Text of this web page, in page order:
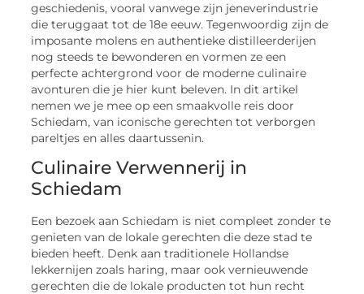
geschiedenis, vooral vanwege zijn jeneverindustrie
die teruggaat tot de 18e eeuw. Tegenwoordig zijn de
imposante molens en authentieke distilleerderijen
nog steeds te bewonderen en vormen ze een
perfecte achtergrond voor de moderne culinaire
avonturen die je hier kunt beleven. In dit artikel
nemen we je mee op een smaakvolle reis door
Schiedam, van iconische gerechten tot verborgen
pareltjes en alles daartussenin.
Culinaire Verwennerij in
Schiedam
Een bezoek aan Schiedam is niet compleet zonder te
genieten van de lokale gerechten die deze stad te
bieden heeft. Denk aan traditionele Hollandse
lekkernijen zoals haring, maar ook vernieuwende
gerechten die de lokale producten tot hun recht